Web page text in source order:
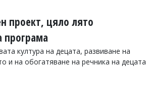
проект, цяло лято
програма
култура на децата, развиване на
и на обогатяване на речника на децата